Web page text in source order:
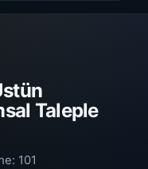
Taleple
101